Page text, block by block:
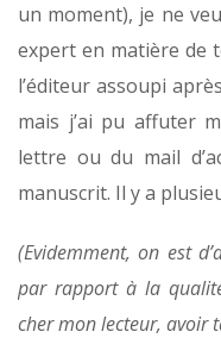
un moment), je ne
expert en matière de
l’éditeur assoupi
mais j’ai pu affuter
lettre ou du mail
manuscrit. Il y a
(Evidemment, on est
par rapport à la
cher mon lecteur, avoir